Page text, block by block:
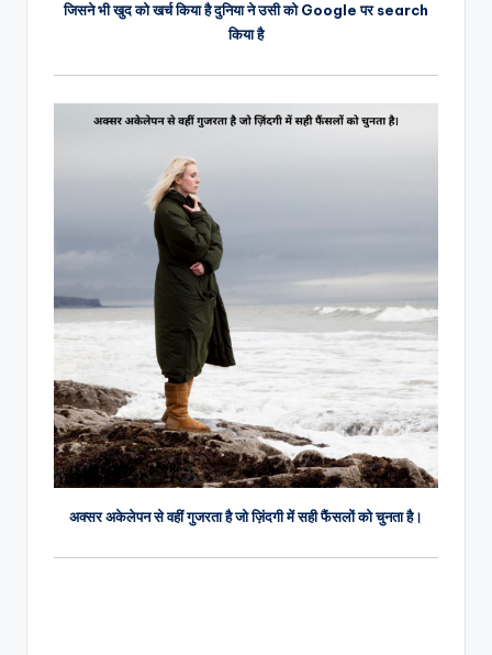
जिसने भी खुद को खर्च किया है दुनिया ने उसी को Google पर search
किया है
अक्सर अकेलेपन से वहीं गुजरता है जो ज़िंदगी में सही फैंसलों को चुनता है।